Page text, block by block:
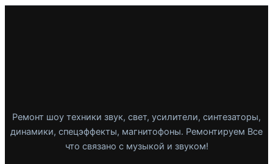
Ремонт шоу техники звук, свет, усилители, синтезаторы,
динамики, спецэффекты, магнитофоны. Ремонтируем Все
что связано с музыкой и звуком!